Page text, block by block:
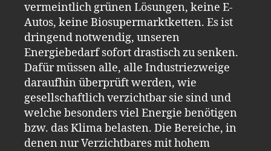
vermeintlich grünen Lösungen, keine E-
Autos, keine Biosupermarktketten. Es ist
dringend notwendig, unseren
Energiebedarf sofort drastisch zu senken.
Dafür müssen alle, alle Industriezweige
daraufhin überprüft werden, wie
gesellschaftlich verzichtbar sie sind und
welche besonders viel Energie benötigen
bzw. das Klima belasten. Die Bereiche, in
denen nur Verzichtbares mit hohem